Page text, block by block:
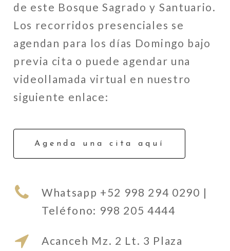
de este Bosque Sagrado y Santuario.
Los recorridos presenciales se
agendan para los días Domingo bajo
previa cita o puede agendar una
videollamada virtual en nuestro
siguiente enlace:
Agenda una cita aquí
Whatsapp +52 998 294 0290 |
Teléfono: 998 205 4444
Acanceh Mz. 2 Lt. 3 Plaza